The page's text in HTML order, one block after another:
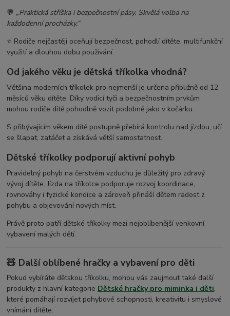
💬 „Praktická stříška i bezpečnostní pásy. Skvělá volba na
každodenní procházky.“
⭐ Rodiče nejčastěji oceňují bezpečnost, pohodlí dítěte, multifunkční
využití a dlouhou dobu používání.
Od jakého věku je dětská tříkolka vhodná?
Většina moderních tříkolek pro nejmenší je určena přibližně od 12
měsíců věku dítěte. Díky vodicí tyči a bezpečnostním prvkům
mohou rodiče dítě pohodlně vozit podobně jako v kočárku.
S přibývajícím věkem dítě postupně přebírá kontrolu nad jízdou, učí
se šlapat, zatáčet a získává větší samostatnost.
Dětské tříkolky podporují aktivní pohyb
Pravidelný pohyb na čerstvém vzduchu je důležitý pro zdravý
vývoj dítěte. Jízda na tříkolce podporuje rozvoj koordinace,
rovnováhy i fyzické kondice a zároveň přináší dětem radost z
pohybu a objevování nových míst.
Právě proto patří dětské tříkolky mezi nejoblíbenější venkovní
vybavení malých dětí.
🧸 Další oblíbené hračky a vybavení pro děti
Pokud vybíráte dětskou tříkolku, mohou vás zaujmout také další
produkty z hlavní kategorie Dětské hračky pro miminka i děti,
které pomáhají rozvíjet pohybové schopnosti, kreativitu i smyslové
vnímání dítěte.